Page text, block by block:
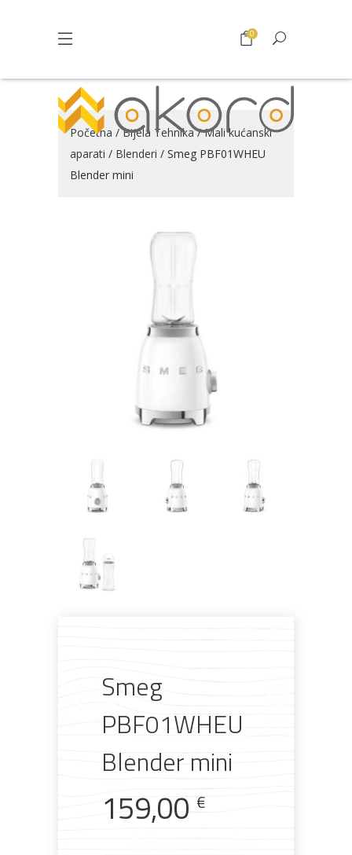
Pogledajte što je novo
u ponudi
lakovi materijali
0
Početna /Bijela Tehnika/Mali kućanski
aparati / Blenderi / Smeg PBF01WHEU
Blender mini
Smeg
PBF01WHEU
Blender mini
159,00 €